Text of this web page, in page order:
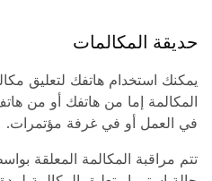
حديقة المكالمات
يمكنك استخدام هاتفك لتعليق
المكالمة إما من هاتفك أو من
في العمل أو في غرفة مؤتمرات.
تتم مراقبة المكالمة المعلقة